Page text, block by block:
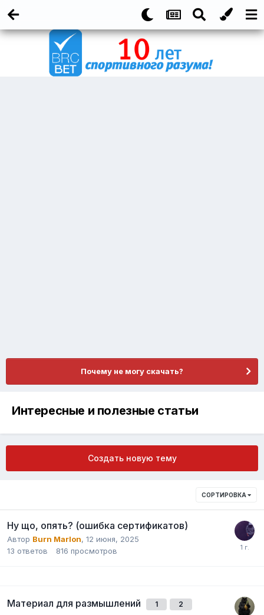
Почему не могу скачать?
Интересные и полезные статьи
Создать новую тему
СОРТИРОВКА
Ну що, опять? (ошибка сертификатов)
Автор Burn Marlon, 12 июня, 2025
13 ответов 816 просмотров
Материал для размышлений 1 2